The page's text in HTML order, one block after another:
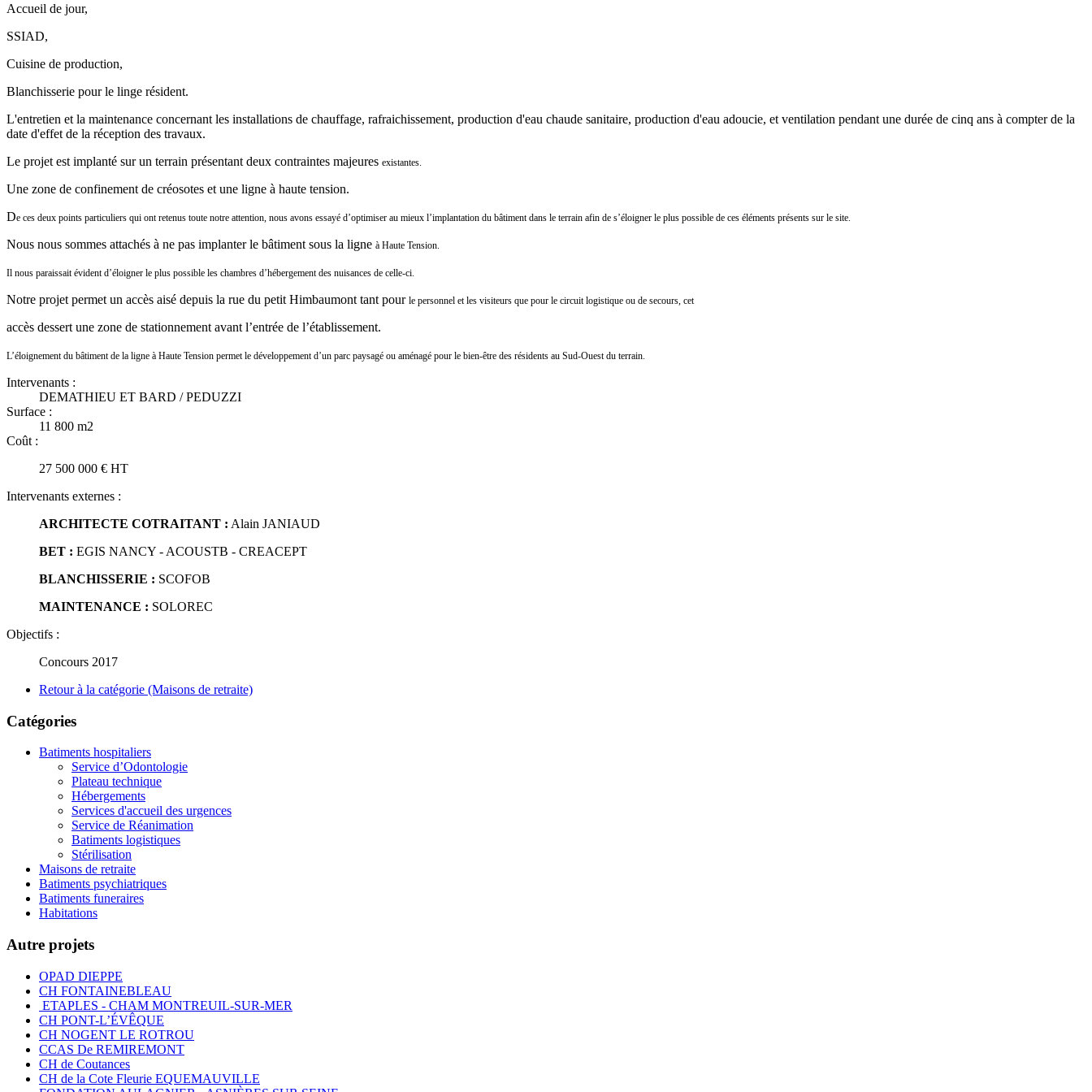
Accueil de jour,
SSIAD,
Cuisine de production,
Blanchisserie pour le linge résident.
L'entretien et la maintenance concernant les installations de chauffage, rafraichissement, production d'eau chaude sanitaire, production d'eau adoucie, et ventilation pendant une durée de cinq ans à compter de la
date d'effet de la réception des travaux.
Le projet est implanté sur un terrain présentant deux contraintes majeures existantes.
Une zone de confinement de créosotes et une ligne à haute tension.
De ces deux points particuliers qui ont retenus toute notre attention, nous avons essayé d’optimiser au mieux l’implantation du bâtiment dans le terrain afin de s’éloigner le plus possible de ces éléments présents sur le site.
Nous nous sommes attachés à ne pas implanter le bâtiment sous la ligne à Haute Tension.
Il nous paraissait évident d’éloigner le plus possible les chambres d’hébergement des nuisances de celle-ci.
Notre projet permet un accès aisé depuis la rue du petit Himbaumont tant pour le personnel et les visiteurs que pour le circuit logistique ou de secours, cet
accès dessert une zone de stationnement avant l’entrée de l’établissement.
L’éloignement du bâtiment de la ligne à Haute Tension permet le développement d’un parc paysagé ou aménagé pour le bien-être des résidents au Sud-Ouest du terrain.
Intervenants :
DEMATHIEU ET BARD / PEDUZZI
Surface :
11 800 m2
Coût :
27 500 000 € HT
Intervenants externes :
ARCHITECTE COTRAITANT : Alain JANIAUD
BET : EGIS NANCY - ACOUSTB - CREACEPT
BLANCHISSERIE : SCOFOB
MAINTENANCE : SOLOREC
Objectifs :
Concours 2017
Retour à la catégorie (Maisons de retraite)
Catégories
Batiments hospitaliers
Service d’Odontologie
Plateau technique
Hébergements
Services d'accueil des urgences
Service de Réanimation
Batiments logistiques
Stérilisation
Maisons de retraite
Batiments psychiatriques
Batiments funeraires
Habitations
Autre projets
OPAD DIEPPE
CH FONTAINEBLEAU
ETAPLES - CHAM MONTREUIL-SUR-MER
CH PONT-L’ÉVÊQUE
CH NOGENT LE ROTROU
CCAS De REMIREMONT
CH de Coutances
CH de la Cote Fleurie EQUEMAUVILLE